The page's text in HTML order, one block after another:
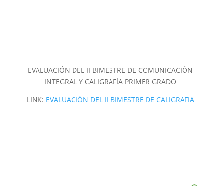
EVALUACIÓN DEL II BIMESTRE DE COMUNICACIÓN
INTEGRAL Y CALIGRAFÍA PRIMER GRADO
LINK: EVALUACIÓN DEL II BIMESTRE DE CALIGRAFIA